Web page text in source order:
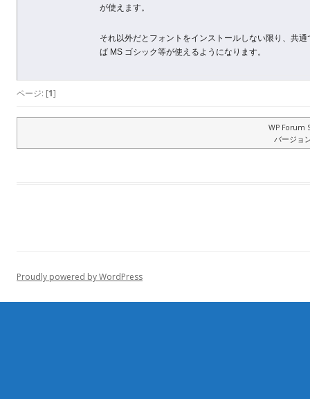
が使えます。
それ以外だとフォントをインストールしない限り、共
ば MS ゴシック等が使えるようになります。
ページ: [1]
WP Forum
バージョ
Proudly powered by WordPress